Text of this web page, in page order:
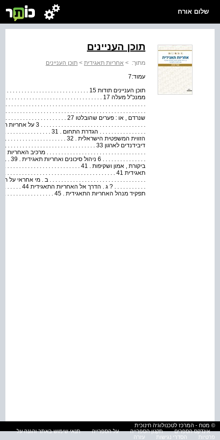
שלום אורח
תוכן העניינים
מתוך: > אחריות תאגידית > תוכן העניינים
עמוד:7
תפקיד מנהל האחריות התאגידית . 45 . . . . . . . . . . . . . . . . . . . . . . . . . . . . . . . . . . .
© מטח - המרכז לטכנולוגיה חינוכית
אינדקס הספרים
תקנון הספרייה על הספרייה
תנאי שימוש באתר והגנה על
פרטיות
הסדרי נגישות עזרה